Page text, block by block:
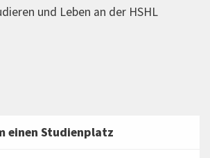
und Leben an der HSHL
einen Studienplatz